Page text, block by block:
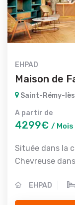
EHPAD
Maison de
Saint-Rémy-
A partir de
4299€ / Mois
Située dans la
Chevreuse
EHPAD